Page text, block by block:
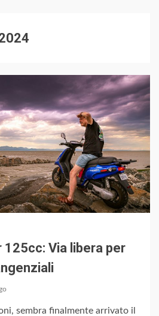
Via libera per
sembra finalmente arrivato il